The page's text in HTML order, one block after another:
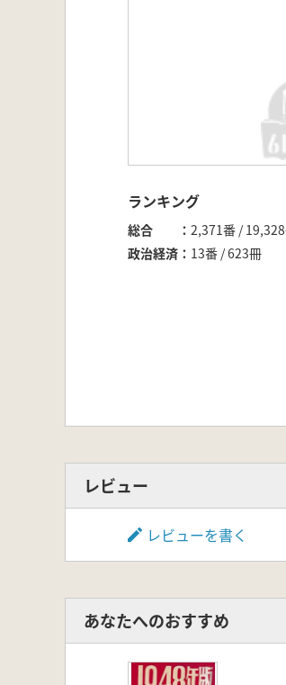
ランキング
総合
2,371番 /
政治経済
13番 / 623冊
レビュー
レビューを書く
あなたへのおすすめ